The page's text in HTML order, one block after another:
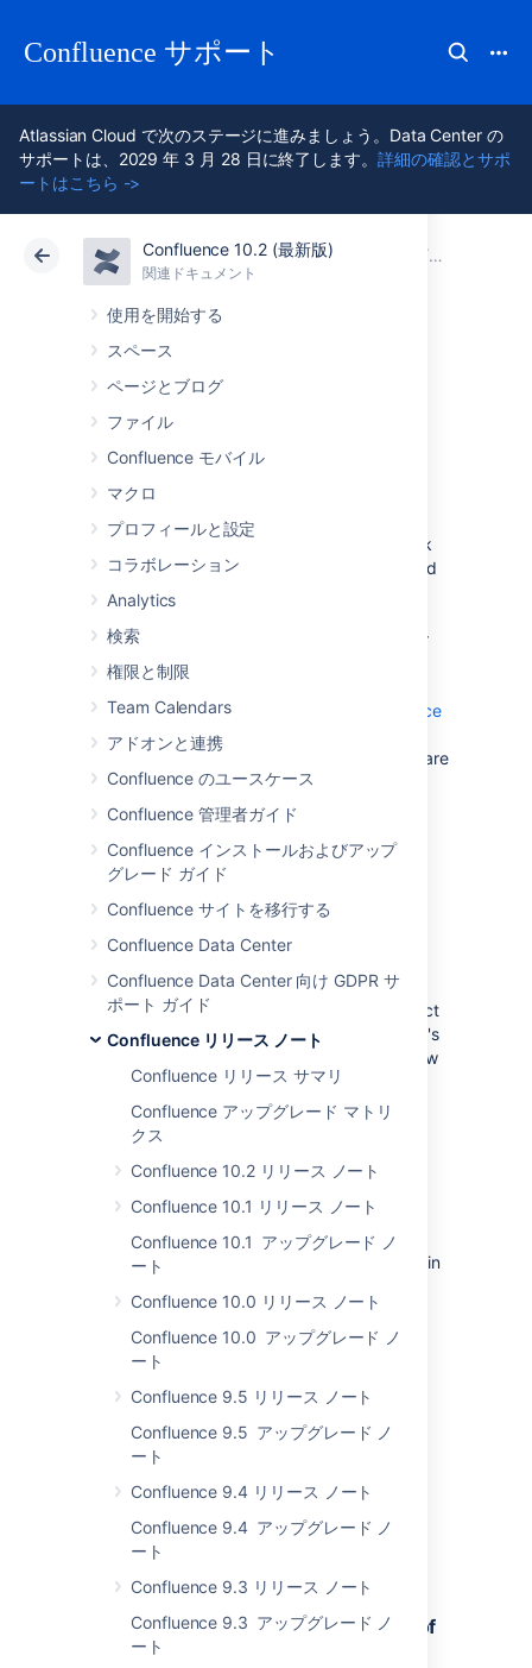
Confluence サポート
Atlassian Cloud で次のステージに進みましょう。Data Center の
サポートは、2029 年 3 月 28 日に終了します。詳細の確認とサポ
ートはこちら ->
Confluence 10.2 (最新版)
関連ドキュメント
使用を開始する
スペース
ページとブログ
ファイル
Confluence モバイル
マクロ
プロフィールと設定
コラボレーション
Analytics
検索
権限と制限
Team Calendars
アドオンと連携
Confluence のユースケース
Confluence 管理者ガイド
Confluence インストールおよびアップ
グレード ガイド
Confluence サイトを移行する
Confluence Data Center
Confluence Data Center 向け GDPR サ
ポート ガイド
Confluence リリース ノート
Confluence リリース サマリ
Confluence アップグレード マトリ
クス
Confluence 10.2 リリース ノート
Confluence 10.1 リリース ノート
Confluence 10.1 アップグレード ノ
ート
Confluence 10.0 リリース ノート
Confluence 10.0 アップグレード ノ
ート
Confluence 9.5 リリース ノート
Confluence 9.5 アップグレード ノ
ート
Confluence 9.4 リリース ノート
Confluence 9.4 アップグレード ノ
ート
Confluence 9.3 リリース ノート
Confluence 9.3 アップグレード ノ
ート
アトラシアン サポート Confluence 10.2
関連ドキュメント
クラウド Data Center 10.2
リリース ノート
2.0
Atlassian Software
Confluence 2.0 (otherwise known as Yarra).
Yarra is the result of five months of solid work
by the Confluence team, and we're really glad
to be able, finally, to share it with the world.
Existing customers who wish to upgrade, or
new users who wish to try out Confluence for
30 days, can download Confluence from the
Atlassian website:
http://www.atlassian.com/software/confluence
Yarra is the fifth major update to Confluence.
Among the improvements in Confluence 2.0 are
an easy-to-use WYSIWYG editor for writing
pages, labels for categorizing them, and a
powerful RSS builder for keeping track of
what's new.
Confluence 2.0 is a free upgrade for any
customer who purchased their Confluence
maintenance period of your license has
expired, or is about to expire, why not contact
our friendly sales staff and get it renewed? It's
the only way to keep up with all the great new
features we're adding.
A big thanks to everyone who reported bugs
and offered suggestions over the last few
months, especially everyone who helped by
Confluence Development Releases. Also,
congratulations to the Socceroos for getting
Australia into the World Cup for the first time in
Ashes.
2.0 で解決された課題 」もご参照ください。
コンテンツ
アップグレード
Notable Bug Fixes
Outstanding Bugs
Upgrading From a Previous Version of
Confluence